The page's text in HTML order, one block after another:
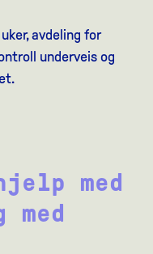
avdeling for
underveis og
med
med